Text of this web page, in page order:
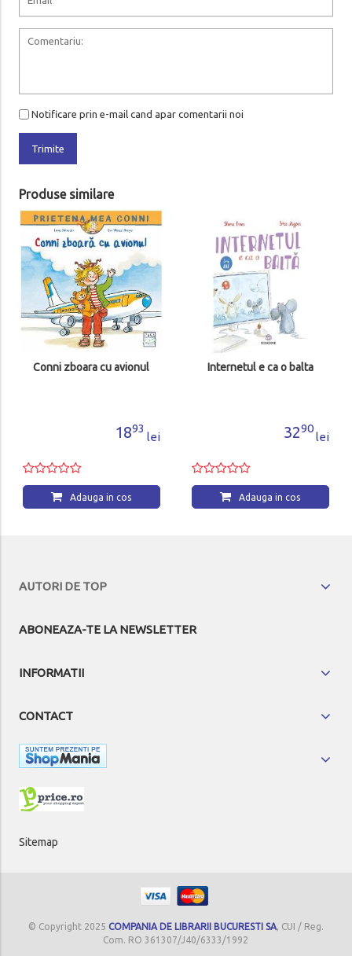
Notificare prin e-mail cand apar comentarii noi
Trimite
Produse similare
Conni zboara cu avionul
1893
lei
Adauga in cos
Internetul e ca o balta
3290
lei
Adauga in cos
AUTORI DE TOP
ABONEAZA-TE LA NEWSLETTER
INFORMATII
CONTACT
Sitemap
© Copyright 2025 COMPANIA DE LIBRARII BUCURESTI SA, CUI / Reg.
Com. RO 361307/J40/6333/1992